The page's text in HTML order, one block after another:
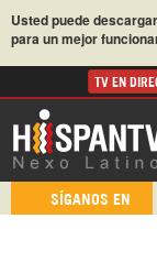
Usted puede
para un mejor
TV EN
SÍGANOS EN